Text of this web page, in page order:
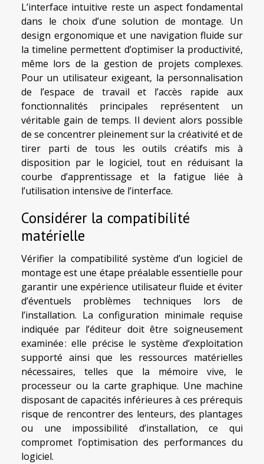
L’interface intuitive reste un aspect fondamental
dans le choix d’une solution de montage. Un
design ergonomique et une navigation fluide sur
la timeline permettent d’optimiser la productivité,
même lors de la gestion de projets complexes.
Pour un utilisateur exigeant, la personnalisation
de l’espace de travail et l’accès rapide aux
fonctionnalités principales représentent un
véritable gain de temps. Il devient alors possible
de se concentrer pleinement sur la créativité et de
tirer parti de tous les outils créatifs mis à
disposition par le logiciel, tout en réduisant la
courbe d’apprentissage et la fatigue liée à
l’utilisation intensive de l’interface.
Considérer la compatibilité
matérielle
Vérifier la compatibilité système d’un logiciel de
montage est une étape préalable essentielle pour
garantir une expérience utilisateur fluide et éviter
d’éventuels problèmes techniques lors de
l’installation. La configuration minimale requise
indiquée par l’éditeur doit être soigneusement
examinée : elle précise le système d’exploitation
supporté ainsi que les ressources matérielles
nécessaires, telles que la mémoire vive, le
processeur ou la carte graphique. Une machine
disposant de capacités inférieures à ces prérequis
risque de rencontrer des lenteurs, des plantages
ou une impossibilité d’installation, ce qui
compromet l’optimisation des performances du
logiciel.